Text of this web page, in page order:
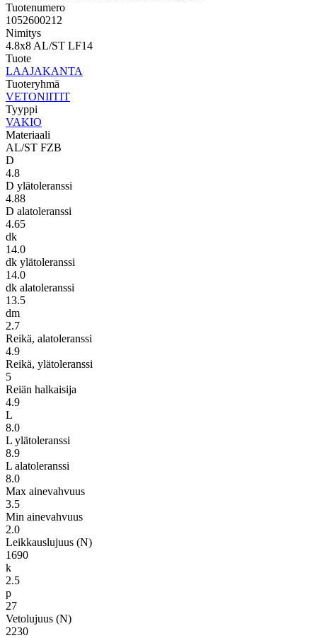
Tuotenumero
1052600212
Nimitys
4.8x8 AL/ST LF14
Tuote
LAAJAKANTA
Tuoteryhmä
VETONIITIT
Tyyppi
VAKIO
Materiaali
AL/ST FZB
D
4.8
D ylätoleranssi
4.88
D alatoleranssi
4.65
dk
14.0
dk ylätoleranssi
14.0
dk alatoleranssi
13.5
dm
2.7
Reikä, alatoleranssi
4.9
Reikä, ylätoleranssi
5
Reiän halkaisija
4.9
L
8.0
L ylätoleranssi
8.9
L alatoleranssi
8.0
Max ainevahvuus
3.5
Min ainevahvuus
2.0
Leikkauslujuus (N)
1690
k
2.5
p
27
Vetolujuus (N)
2230